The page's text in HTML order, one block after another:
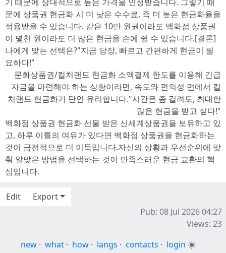
문에 상품권 현금화 시 더 낮은 수수료, 즉 더 높은 현금화율을
적용받을 수 있습니다. 같은 10만 원권이라도 백화점 상품권
이 몇천 원이라도 더 많은 현금을 손에 쥘 수 있습니다.[결론]
나에게 맞는 선택은?"지금 당장, 빠르고 간편하게 현금이 필
요하다!"
문화상품권/컬처랜드 현금화 소액결제 한도를 이용해 긴급
자금을 마련해야 하는 상황이라면, 속도와 편의성 면에서 컬
처랜드 현금화가 단연 유리합니다."시간은 좀 걸려도, 최대한
많은 현금을 받고 싶다!"
백화점 상품권 현금화 선물 받은 신세계상품권을 보유하고 있
고, 하루 이틀의 여유가 있다면 백화점 상품권을 현금화하는
것이 금전적으로 더 이득입니다.자신의 상황과 우선순위에 맞
춰 알맞은 방법을 선택하는 것이 만족스러운 현금 교환의 핵
심입니다.
Edit
Export
Pub: 08 Jul 2026 04:27
Views: 23
new · what · how · langs · contacts · login